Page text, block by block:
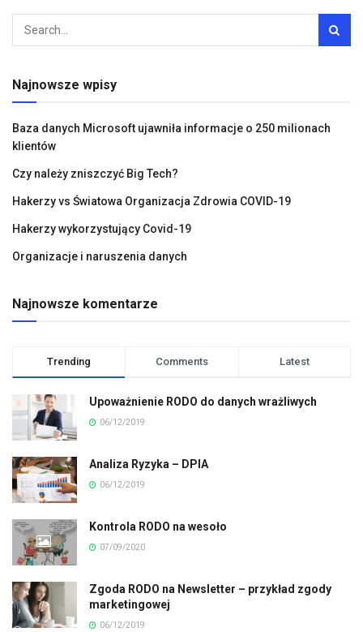
Najnowsze wpisy
Baza danych Microsoft ujawniła informacje o 250 milionach
klientów
Czy należy zniszczyć Big Tech?
Hakerzy vs Światowa Organizacja Zdrowia COVID-19
Hakerzy wykorzystujący Covid-19
Organizacje i naruszenia danych
Najnowsze komentarze
Trending Comments Latest
Upoważnienie RODO do danych wrażliwych
06/12/2019
Analiza Ryzyka – DPIA
06/12/2019
Kontrola RODO na wesoło
07/09/2020
Zgoda RODO na Newsletter – przykład zgody
marketingowej
06/12/2019